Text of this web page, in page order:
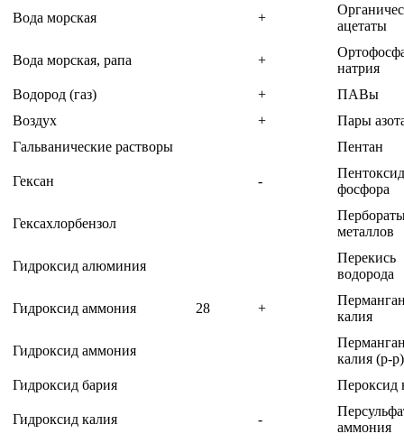
Вода морская +
ацетаты
Вода морская, рапа +
натрия
Водород (газ)
+
ПАВы
Воздух
+
Пары
Гальванические растворы
Пентан
Гексан -
Пентоксид
фосфора
Гексахлорбензол
металлов
Гидроксид алюминия
Перекись
водорода
Гидроксид аммония 28 +
калия
Гидроксид аммония
калия (р-р)
Гидроксид бария
Пероксид
Гидроксид калия -
аммония